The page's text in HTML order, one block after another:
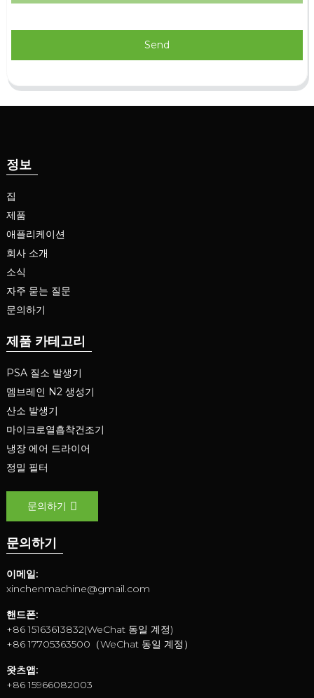
Send
정보
집
제품
애플리케이션
회사 소개
소식
자주 묻는 질문
문의하기
제품 카테고리
PSA 질소 발생기
멤브레인 N2 생성기
산소 발생기
마이크로열흡착건조기
냉장 에어 드라이어
정밀 필터
문의하기
문의하기
이메일:
xinchenmachine@gmail.com
핸드폰:
+86 15163613832(WeChat 동일 계정)
+86 17705363500（WeChat 동일 계정）
왓츠앱:
+86 15966082003